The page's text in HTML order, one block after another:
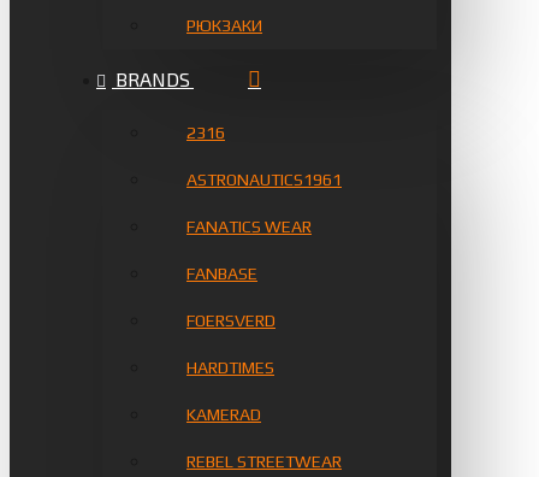
РЮКЗАКИ
BRANDS
2316
ASTRONAUTICS1961
FANATICS WEAR
FANBASE
FOERSVERD
HARDTIMES
KAMERAD
REBEL STREETWEAR